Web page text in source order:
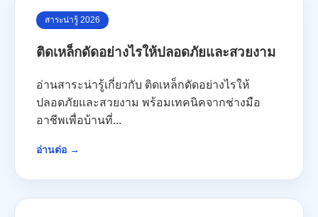
สาระน่ารู้ 2026
ติดเหล็กดัดอย่างไรให้ปลอดภัยและสวยงาม
อ่านสาระน่ารู้เกี่ยวกับ ติดเหล็กดัดอย่างไรให้
ปลอดภัยและสวยงาม พร้อมเทคนิคจากช่างมือ
อาชีพเพื่อบ้านที่...
อ่านต่อ →